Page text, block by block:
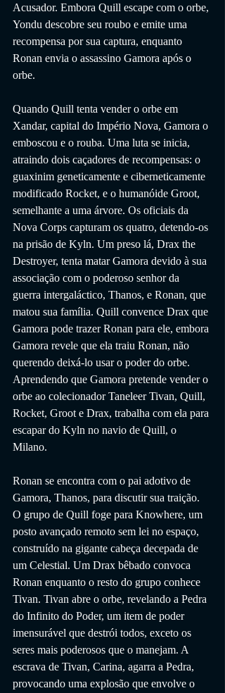
Acusador. Embora Quill escape com o orbe,
Yondu descobre seu roubo e emite uma
recompensa por sua captura, enquanto
Ronan envia o assassino Gamora após o
orbe.
Quando Quill tenta vender o orbe em
Xandar, capital do Império Nova, Gamora o
emboscou e o rouba. Uma luta se inicia,
atraindo dois caçadores de recompensas: o
guaxinim geneticamente e ciberneticamente
modificado Rocket, e o humanóide Groot,
semelhante a uma árvore. Os oficiais da
Nova Corps capturam os quatro, detendo-os
na prisão de Kyln. Um preso lá, Drax the
Destroyer, tenta matar Gamora devido à sua
associação com o poderoso senhor da
guerra intergaláctico, Thanos, e Ronan, que
matou sua família. Quill convence Drax que
Gamora pode trazer Ronan para ele, embora
Gamora revele que ela traiu Ronan, não
querendo deixá-lo usar o poder do orbe.
Aprendendo que Gamora pretende vender o
orbe ao colecionador Taneleer Tivan, Quill,
Rocket, Groot e Drax, trabalha com ela para
escapar do Kyln no navio de Quill, o
Milano.
Ronan se encontra com o pai adotivo de
Gamora, Thanos, para discutir sua traição.
O grupo de Quill foge para Knowhere, um
posto avançado remoto sem lei no espaço,
construído na gigante cabeça decepada de
um Celestial. Um Drax bêbado convoca
Ronan enquanto o resto do grupo conhece
Tivan. Tivan abre o orbe, revelando a Pedra
do Infinito do Poder, um item de poder
imensurável que destrói todos, exceto os
seres mais poderosos que o manejam. A
escrava de Tivan, Carina, agarra a Pedra,
provocando uma explosão que envolve o